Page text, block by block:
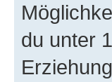
du unter